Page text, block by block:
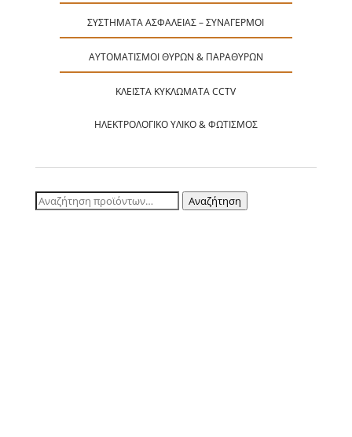
ΣΥΣΤΉΜΑΤΑ ΑΣΦΑΛΕΊΑΣ – ΣΥΝΑΓΕΡΜΟΊ
ΑΥΤΟΜΑΤΙΣΜΟΊ ΘΥΡΏΝ & ΠΑΡΑΘΎΡΩΝ
ΚΛΕΙΣΤΆ ΚΥΚΛΏΜΑΤΑ CCTV
ΗΛΕΚΤΡΟΛΟΓΙΚΌ ΥΛΙΚΌ & ΦΩΤΙΣΜΌΣ
Αναζήτηση
Αναζήτηση